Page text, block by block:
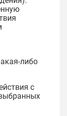
либо
с